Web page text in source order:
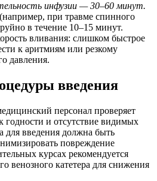
инфузии — 30–60 минут.
при травме спинного
в течение 10–15 минут.
вливания: слишком быстрое
к аритмиям или резкому
давления.
введения
персонал проверяет
годности и отсутствие видимых
для введения должна быть
повреждение
курсах рекомендуется
венозного катетера для снижения